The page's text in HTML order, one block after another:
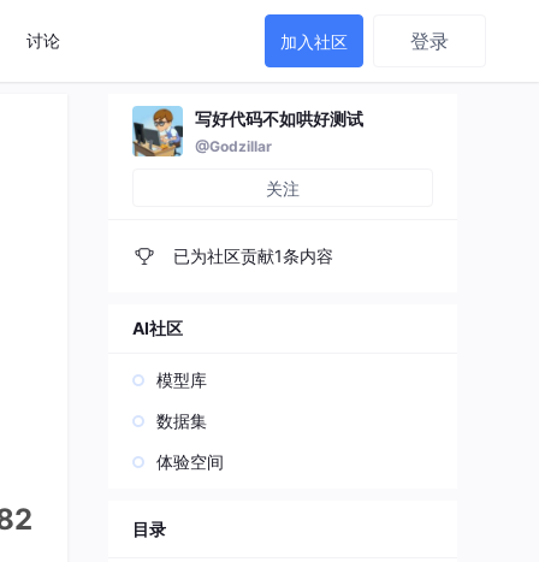
讨论 加入社区 登录
写好代码不如哄好测试
@Godzillar
关注
已为社区贡献1条内容
AI社区
模型库
数据集
体验空间
目录